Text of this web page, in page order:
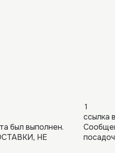
был выполнен.
НЕ
1
ссылка